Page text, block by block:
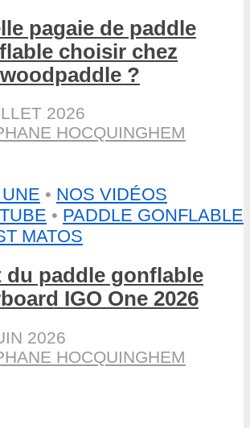
pagaie de paddle
choisir chez
?
2026
HOCQUINGHEM
• NOS VIDÉOS
• PADDLE GONFLABLE
MATOS
du paddle gonflable
IGO One 2026
2026
HOCQUINGHEM